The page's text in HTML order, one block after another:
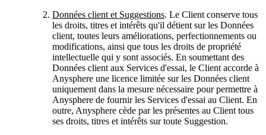
Données client et Suggestions. Le Client conserve tous
les droits, titres et intérêts qu'il détient sur les Données
client, toutes leurs améliorations, perfectionnements ou
modifications, ainsi que tous les droits de propriété
intellectuelle qui y sont associés. En soumettant des
Données client aux Services d'essai, le Client accorde à
Anysphere une licence limitée sur les Données client
uniquement dans la mesure nécessaire pour permettre à
Anysphere de fournir les Services d'essai au Client. En
outre, Anysphere cède par les présentes au Client tous
ses droits, titres et intérêts sur toute Suggestion.